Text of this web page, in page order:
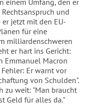
einem Umfang, den er
und
jetzt mit den EU-
für eine
milliardenschweren
er hart ins Gericht:
Emmanuel Macron
Er warnt vor
von Schulden".
zu weit: "Man braucht
Geld für alles da."